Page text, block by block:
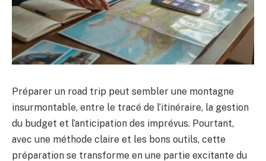
Préparer un road trip peut sembler une montagne
insurmontable, entre le tracé de l’itinéraire, la gestion
du budget et l’anticipation des imprévus. Pourtant,
avec une méthode claire et les bons outils, cette
préparation se transforme en une partie excitante du